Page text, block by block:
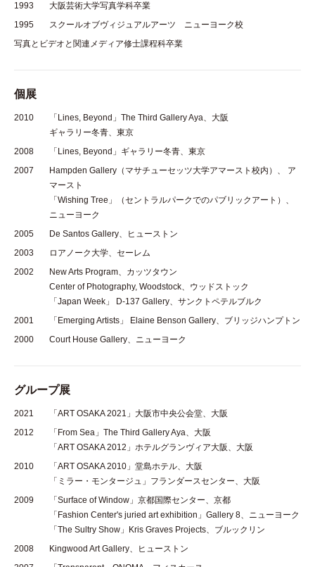
1993
大阪芸術大学写真学科卒業
1995
スクールオブヴィジュアルアーツ ニューヨーク校
写真とビデオと関連メディア修士課程科卒業
個展
2010
「Lines, Beyond」The Third Gallery Aya、大阪
ギャラリー冬青、東京
2008
「Lines, Beyond」ギャラリー冬青、東京
2007
Hampden Gallery（マサチューセッツ大学アマースト校内）、 ア
マースト
「Wishing Tree」（セントラルパークでのパブリックアート）、
ニューヨーク
2005
De Santos Gallery、ヒューストン
2003
ロアノーク大学、セーレム
2002
New Arts Program、カッツタウン
Center of Photography, Woodstock、ウッドストック
「Japan Week」 D-137 Gallery、サンクトペテルブルク
2001
「Emerging Artists」 Elaine Benson Gallery、ブリッジハンプトン
2000
Court House Gallery、ニューヨーク
グループ展
2021
「ART OSAKA 2021」大阪市中央公会堂、大阪
2012
「From Sea」The Third Gallery Aya、大阪
「ART OSAKA 2012」ホテルグランヴィア大阪、大阪
2010
「ART OSAKA 2010」堂島ホテル、大阪
「ミラー・モンタージュ」フランダースセンター、大阪
2009
「Surface of Window」京都国際センター、京都
「Fashion Center's juried art exhibition」Gallery 8、ニューヨーク
「The Sultry Show」Kris Graves Projects、ブルックリン
2008
Kingwood Art Gallery、ヒューストン